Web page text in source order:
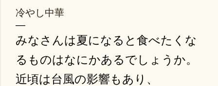
冷やし中華
みなさんは夏になると食べたくな
るものはなにかあるでしょうか。
近頃は台風の影響もあり、